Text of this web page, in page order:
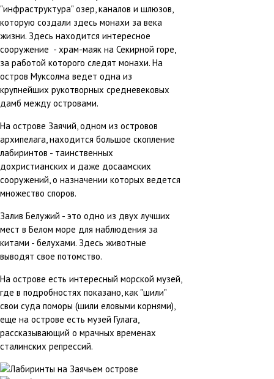
"инфраструктура" озер, каналов и шлюзов,
которую создали здесь монахи за века
жизни. Здесь находится интересное
сооружение - храм-маяк на Секирной горе,
за работой которого следят монахи. На
остров Муксолма ведет одна из
крупнейших рукотворных средневековых
дамб между островами.
На острове Заячий, одном из островов
архипелага, находится большое скопление
лабиринтов - таинственных
дохристианских и даже досаамских
сооружений, о назначении которых ведется
множество споров.
Залив Белужий - это одно из двух лучших
мест в Белом море для наблюдения за
китами - белухами. Здесь животные
выводят свое потомство.
На острове есть интересный морской музей,
где в подробностях показано, как "шили"
свои суда поморы (шили еловыми корнями),
еще на острове есть музей Гулага,
рассказывающий о мрачных временах
сталинских репрессий.